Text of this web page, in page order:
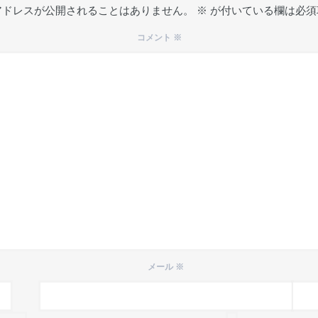
ドレスが公開されることはありません。 ※ が付いている欄は必
コメント ※
メール ※